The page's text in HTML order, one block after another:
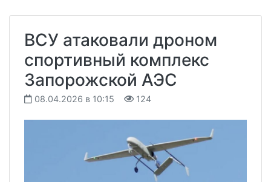
ВСУ атаковали дроном
спортивный комплекс
Запорожской АЭС
08.04.2026 в 10:15 124